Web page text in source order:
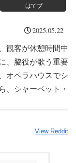
はてブ
2025.05.22
観客が休憩時間中
、脇役が歌う重要
オペラハウスでシ
、シャーベット・
View Reddit